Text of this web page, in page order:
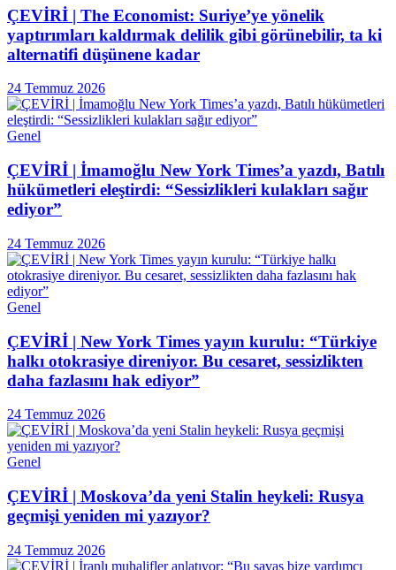
ÇEVİRİ | The Economist: Suriye’ye yönelik
yaptırımları kaldırmak delilik gibi görünebilir, ta ki
alternatifi düşünene kadar
24 Temmuz 2026
Genel
ÇEVİRİ | İmamoğlu New York Times’a yazdı, Batılı
hükümetleri eleştirdi: “Sessizlikleri kulakları sağır
ediyor”
24 Temmuz 2026
Genel
ÇEVİRİ | New York Times yayın kurulu: “Türkiye
halkı otokrasiye direniyor. Bu cesaret, sessizlikten
daha fazlasını hak ediyor”
24 Temmuz 2026
Genel
ÇEVİRİ | Moskova’da yeni Stalin heykeli: Rusya
geçmişi yeniden mi yazıyor?
24 Temmuz 2026